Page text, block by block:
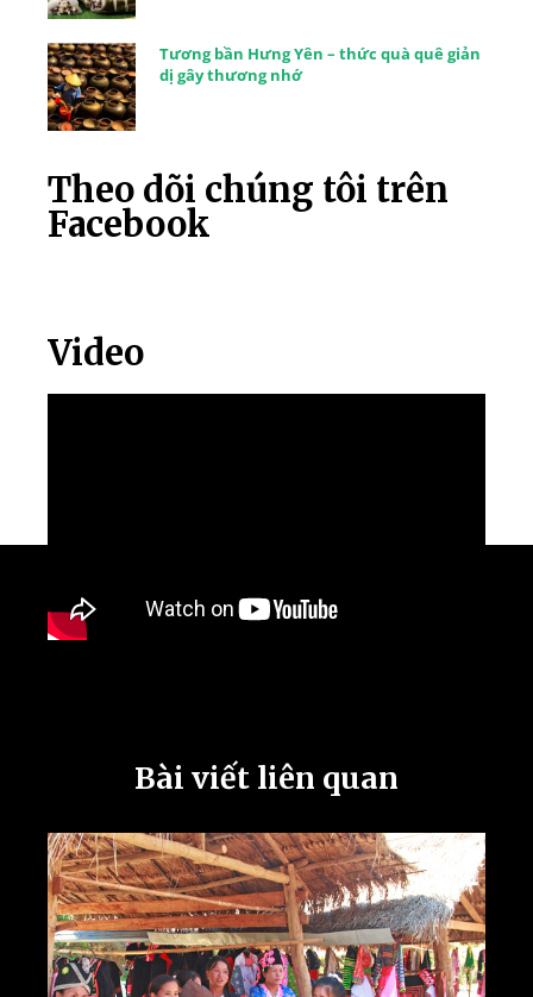
Tương bần Hưng Yên – thức quà quê giản
dị gây thương nhớ
Theo dõi chúng tôi trên
Facebook
Video
Bài viết liên quan